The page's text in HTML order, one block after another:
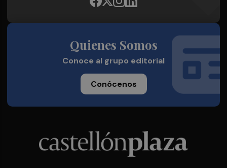
Quienes Somos
Conoce al grupo editorial
Conócenos